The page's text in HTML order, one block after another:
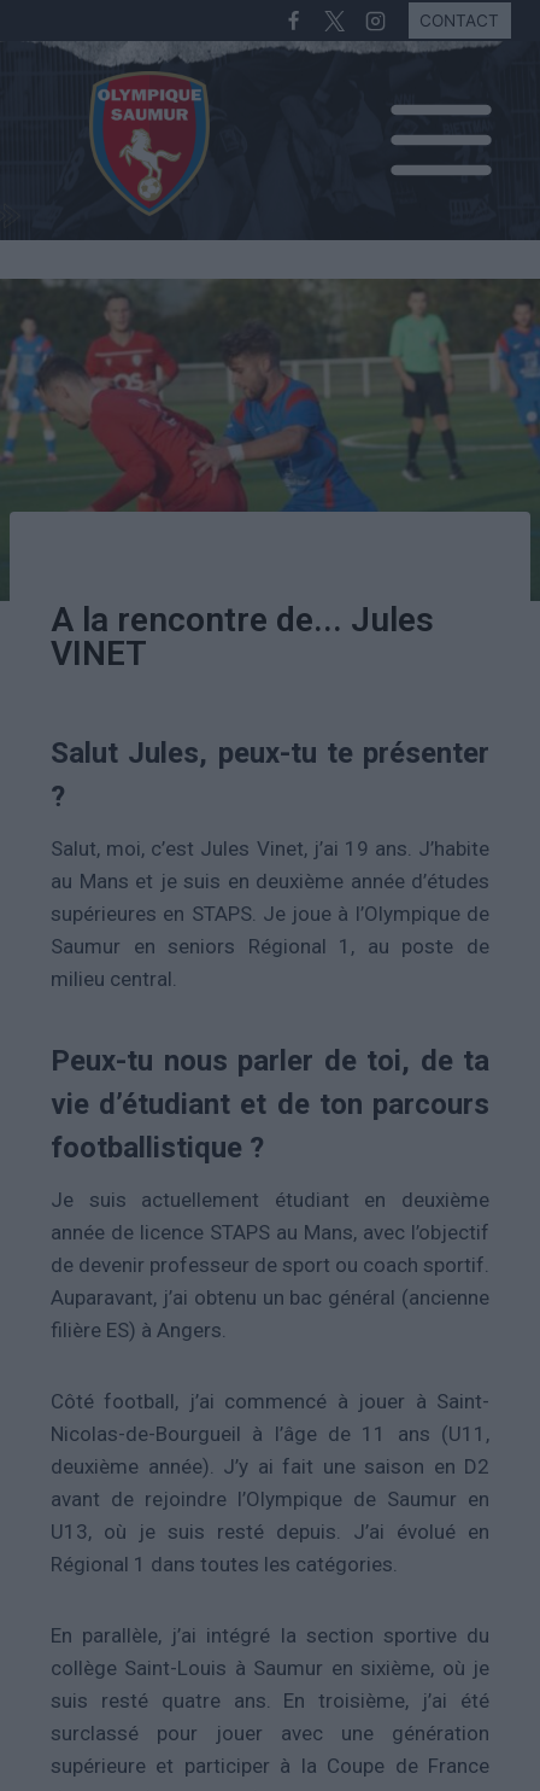
CONTACT
A la rencontre de... Jules
VINET
Salut Jules, peux-tu te présenter
?
Salut, moi, c’est Jules Vinet, j’ai 19 ans. J’habite
au Mans et je suis en deuxième année d’études
supérieures en STAPS. Je joue à l’Olympique de
Saumur en seniors Régional 1, au poste de
milieu central.
Peux-tu nous parler de toi, de ta
vie d’étudiant et de ton parcours
footballistique ?
Je suis actuellement étudiant en deuxième
année de licence STAPS au Mans, avec l’objectif
de devenir professeur de sport ou coach sportif.
Auparavant, j’ai obtenu un bac général (ancienne
filière ES) à Angers.
Côté football, j’ai commencé à jouer à Saint-
Nicolas-de-Bourgueil à l’âge de 11 ans (U11,
deuxième année). J’y ai fait une saison en D2
avant de rejoindre l’Olympique de Saumur en
U13, où je suis resté depuis. J’ai évolué en
Régional 1 dans toutes les catégories.
En parallèle, j’ai intégré la section sportive du
collège Saint-Louis à Saumur en sixième, où je
suis resté quatre ans. En troisième, j’ai été
surclassé pour jouer avec une génération
supérieure et participer à la Coupe de France